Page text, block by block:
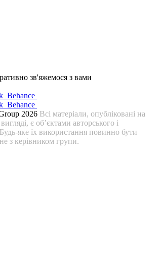
зв'яжемося з вами
Behance
Behance
2026 Всі матеріали, опубліковані на
є об’єктами авторського і
яке їх використання повинно бути
з керівником групи.